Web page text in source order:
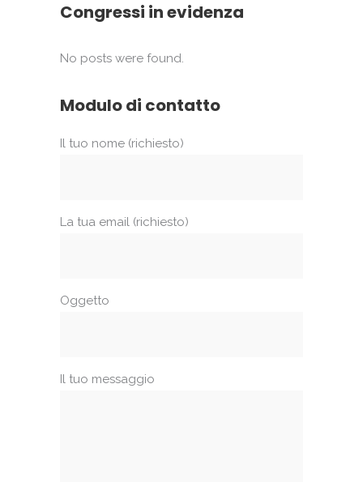
Congressi in evidenza
No posts were found.
Modulo di contatto
Il tuo nome (richiesto)
La tua email (richiesto)
Oggetto
Il tuo messaggio